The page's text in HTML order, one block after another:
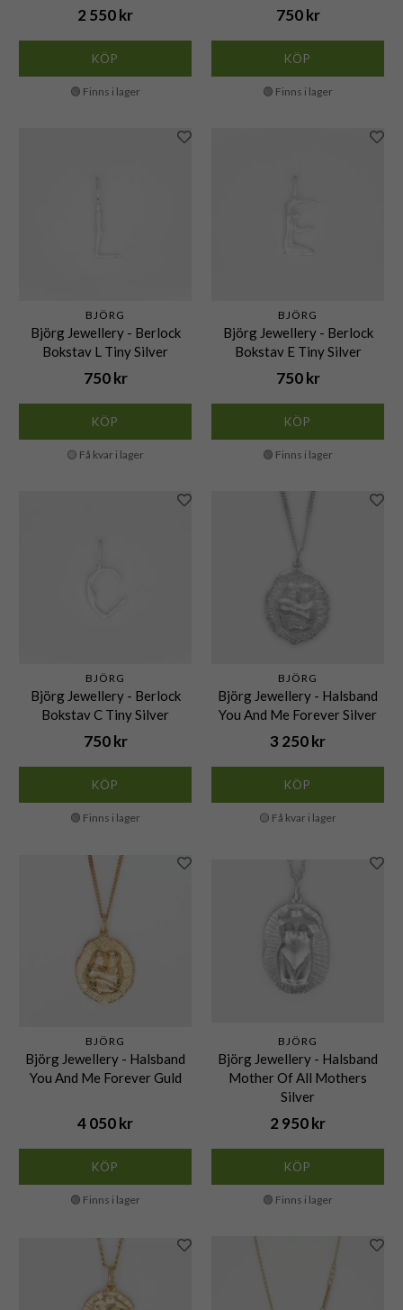
2 550 kr
KÖP
🟢 Finns i lager
750 kr
KÖP
🟢 Finns i lager
BJÖRG
Björg Jewellery - Berlock
Bokstav L Tiny Silver
750 kr
KÖP
🟡 Få kvar i lager
BJÖRG
Björg Jewellery - Berlock
Bokstav E Tiny Silver
750 kr
KÖP
🟢 Finns i lager
BJÖRG
Björg Jewellery - Berlock
Bokstav C Tiny Silver
750 kr
KÖP
🟢 Finns i lager
BJÖRG
Björg Jewellery - Halsband
You And Me Forever Silver
3 250 kr
KÖP
🟡 Få kvar i lager
BJÖRG
Björg Jewellery - Halsband
You And Me Forever Guld
4 050 kr
KÖP
🟢 Finns i lager
BJÖRG
Björg Jewellery - Halsband
Mother Of All Mothers
Silver
2 950 kr
KÖP
🟢 Finns i lager